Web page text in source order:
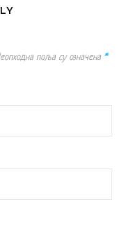
поља су означена *